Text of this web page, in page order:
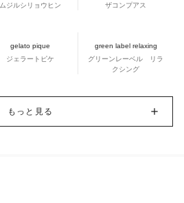
ムジルシリョウヒン
ザコンプアス
gelato pique
ジェラートピケ
green label relaxing
グリーンレーベル リラ
クシング
もっと見る